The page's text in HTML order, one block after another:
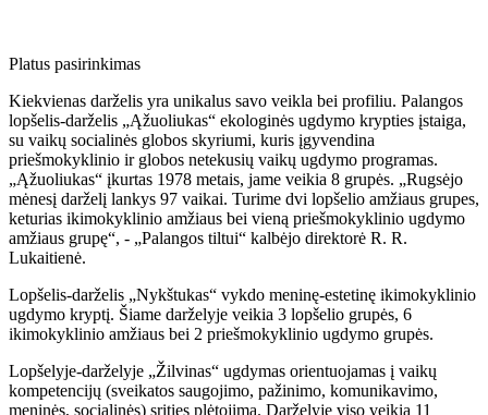
Platus pasirinkimas
Kiekvienas darželis yra unikalus savo veikla bei profiliu. Palangos
lopšelis-darželis „Ąžuoliukas“ ekologinės ugdymo krypties įstaiga,
su vaikų socialinės globos skyriumi, kuris įgyvendina
priešmokyklinio ir globos netekusių vaikų ugdymo programas.
„Ąžuoliukas“ įkurtas 1978 metais, jame veikia 8 grupės. „Rugsėjo
mėnesį darželį lankys 97 vaikai. Turime dvi lopšelio amžiaus grupes,
keturias ikimokyklinio amžiaus bei vieną priešmokyklinio ugdymo
amžiaus grupę“, - „Palangos tiltui“ kalbėjo direktorė R. R.
Lukaitienė.
Lopšelis-darželis „Nykštukas“ vykdo meninę-estetinę ikimokyklinio
ugdymo kryptį. Šiame darželyje veikia 3 lopšelio grupės, 6
ikimokyklinio amžiaus bei 2 priešmokyklinio ugdymo grupės.
Lopšelyje-darželyje „Žilvinas“ ugdymas orientuojamas į vaikų
kompetencijų (sveikatos saugojimo, pažinimo, komunikavimo,
meninės, socialinės) srities plėtojimą. Darželyje viso veikia 11